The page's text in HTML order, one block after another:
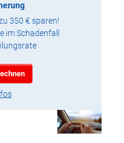
350 € sparen!
im Schadenfall